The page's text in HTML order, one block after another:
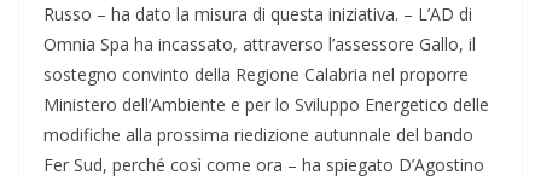
Russo – ha dato la misura di questa iniziativa. – L’AD di
Omnia Spa ha incassato, attraverso l’assessore Gallo, il
sostegno convinto della Regione Calabria nel proporre
Ministero dell’Ambiente e per lo Sviluppo Energetico delle
modifiche alla prossima riedizione autunnale del bando
Fer Sud, perché così come ora – ha spiegato D’Agostino